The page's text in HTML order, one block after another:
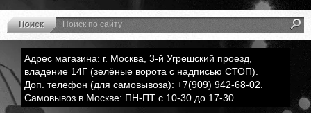
Адрес магазина: г. Москва, 3-й Угрешский проезд,
владение 14Г (зелёные ворота с надписью СТОП).
Доп. телефон (для самовывоза): +7(909) 942-68-02.
Самовывоз в Москве: ПН-ПТ с 10-30 до 17-30.